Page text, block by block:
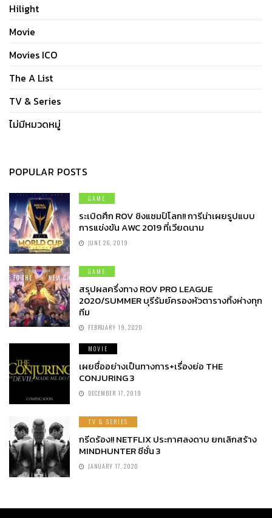
Hilight
Movie
Movies ICO
The A List
TV & Series
ไม่มีหมวดหมู่
POPULAR POSTS
GAME
ระเบิดศึก ROV ชิงแชมป์โลก!! การีน่าเผยรูปแบบ
การแข่งขัน AWC 2019 ที่เวียดนาม
JUNE 26, 2019
GAME
สรุปผลครึ่งทาง ROV PRO LEAGUE
2020/SUMMER บุรีรัมย์ครองหัวตารางทิ้งห่างทุก
ทีม
FEBRUARY 19, 2020
MOVIE
เผยชื่ออย่างเป็นทางการ+เรื่องย่อ THE
CONJURING 3
DECEMBER 17, 2019
TV & SERIES
กรีดร้อง!! NETFLIX ประกาศลงดาบ ยกเลิกสร้าง
MINDHUNTER ซีซั่น 3
JANUARY 17, 2020